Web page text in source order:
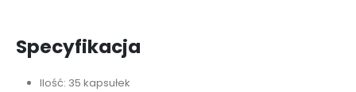
Specyfikacja
Ilość: 35 kapsułek